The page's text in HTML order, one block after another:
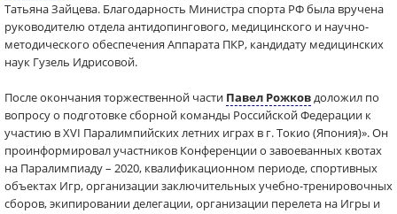
Татьяна Зайцева. Благодарность Министра спорта РФ была вручена
руководителю отдела антидопингового, медицинского и научно-
методического обеспечения Аппарата ПКР, кандидату медицинских
наук Гузель Идрисовой.
После окончания торжественной части Павел Рожковдоложил по
вопросу о подготовке сборной команды Российской Федерации к
участию в XVI Паралимпийских летних играх в г. Токио (Япония)». Он
проинформировал участников Конференции о завоеванных квотах
на Паралимпиаду – 2020, квалификационном периоде, спортивных
объектах Игр, организации заключительных учебно-тренировочных
сборов, экипировании делегации, организации перелета на Игры и